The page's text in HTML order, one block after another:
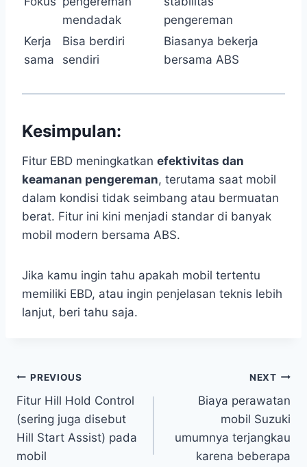
mendadak
pengereman
Kerja
sama
Bisa berdiri
sendiri
Biasanya bekerja
bersama ABS
Kesimpulan:
Fitur EBD meningkatkan efektivitas dan
keamanan pengereman, terutama saat mobil
dalam kondisi tidak seimbang atau bermuatan
berat. Fitur ini kini menjadi standar di banyak
mobil modern bersama ABS.
Jika kamu ingin tahu apakah mobil tertentu
memiliki EBD, atau ingin penjelasan teknis lebih
lanjut, beri tahu saja.
Post
navigation
PREVIOUS
Fitur Hill Hold Control
(sering juga disebut
Hill Start Assist) pada
mobil
NEXT
Biaya perawatan
mobil Suzuki
umumnya terjangkau
karena beberapa